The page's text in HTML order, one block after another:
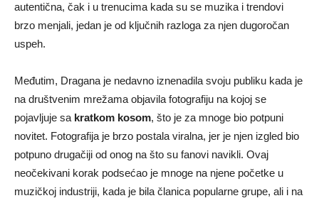
autentična, čak i u trenucima kada su se muzika i trendovi
brzo menjali, jedan je od ključnih razloga za njen dugoročan
uspeh.
Međutim, Dragana je nedavno iznenadila svoju publiku kada je
na društvenim mrežama objavila fotografiju na kojoj se
pojavljuje sa kratkom kosom, što je za mnoge bio potpuni
novitet. Fotografija je brzo postala viralna, jer je njen izgled bio
potpuno drugačiji od onog na što su fanovi navikli. Ovaj
neočekivani korak podsećao je mnoge na njene početke u
muzičkoj industriji, kada je bila članica popularne grupe, ali i na